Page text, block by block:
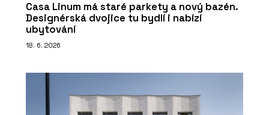
Casa Linum má staré parkety a nový bazén.
Designérská dvojice tu bydlí i nabízí
ubytování
18. 6. 2026